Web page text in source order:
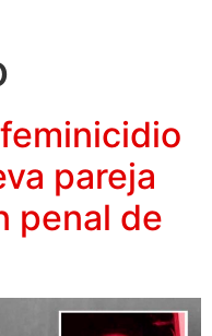
pareja
penal de